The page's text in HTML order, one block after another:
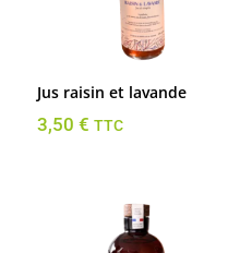
Jus raisin et lavande
3,50 € TTC